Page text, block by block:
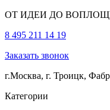
ОТ ИДЕИ ДО
8 495 211 14 19
Заказать звонок
г.Москва, г. Троицк,
Категории